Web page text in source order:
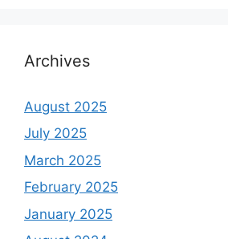
Archives
August 2025
July 2025
March 2025
February 2025
January 2025